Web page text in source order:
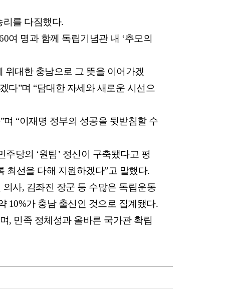
리를 다짐했다.
여 명과 함께 독립기념관 내 ‘추모의
위대한 충남으로 그 뜻을 이어가겠
다”며 “담대한 자세와 새로운 시선으
“이재명 정부의 성공을 뒷받침할 수
당의 ‘원팀’ 정신이 구축됐다고 평
최선을 다해 지원하겠다”고 말했다.
사, 김좌진 장군 등 수많은 독립운동
10%가 충남 출신인 것으로 집계됐다.
, 민족 정체성과 올바른 국가관 확립